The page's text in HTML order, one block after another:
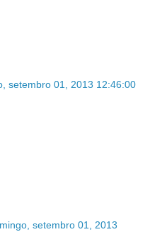
setembro 01, 2013 12:46:00
setembro 01, 2013